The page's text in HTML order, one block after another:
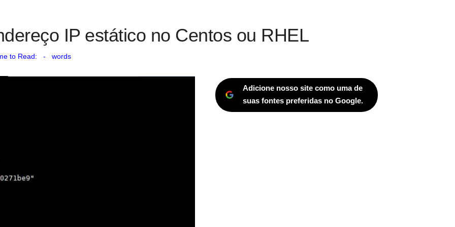
IP estático no Centos ou RHEL
to Read: - words
Adicione nosso site como uma de
suas fontes preferidas no Google.